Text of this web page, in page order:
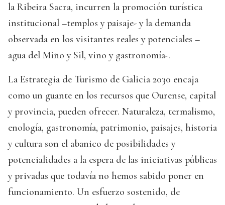
la Ribeira Sacra, incurren la promoción turística
institucional –templos y paisaje- y la demanda
observada en los visitantes reales y potenciales –
agua del Miño y Sil, vino y gastronomía-.
La Estrategia de Turismo de Galicia 2030 encaja
como un guante en los recursos que Ourense, capital
y provincia, pueden ofrecer. Naturaleza, termalismo,
enología, gastronomía, patrimonio, paisajes, historia
y cultura son el abanico de posibilidades y
potencialidades a la espera de las iniciativas públicas
y privadas que todavía no hemos sabido poner en
funcionamiento. Un esfuerzo sostenido, de